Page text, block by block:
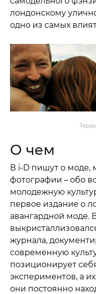
лондонскому
одно из
О чем
В i-D пишут о моде, музыке, искусстве, кино,
фотографии – обо
молодежную культуру. Он был создан как
первое издание о
авангардной моде.
журнала,
современную культуру. i-
позиционирует
экспериментов, а их редакция утверждает, что
они постоянно